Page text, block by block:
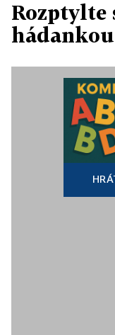
Rozptylte
hádankou